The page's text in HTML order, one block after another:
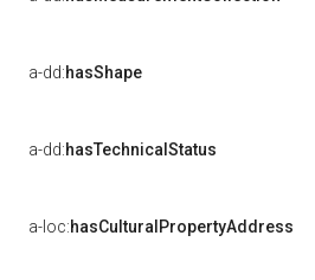
a-dd:hasShape
a-dd:hasTechnicalStatus
a-loc:hasCulturalPropertyAddress